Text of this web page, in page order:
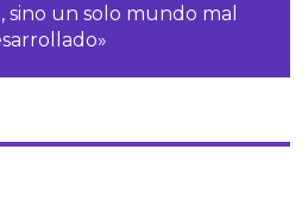
sino un solo mundo mal